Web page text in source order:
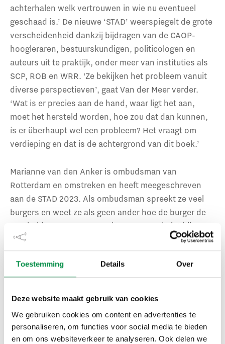
Toestemming Details Over
Deze website maakt gebruik van cookies
We gebruiken cookies om content en advertenties te
personaliseren, om functies voor social media te bieden
en om ons websiteverkeer te analyseren. Ook delen we
achterhalen welk vertrouwen in wie nu eventueel
geschaad is.’ De nieuwe ‘STAD’ weerspiegelt de grote
verscheidenheid dankzij bijdragen van de CAOP-
hoogleraren, bestuurskundigen, politicologen en
auteurs uit te praktijk, onder meer van instituties als
SCP, ROB en WRR. ‘Ze bekijken het probleem vanuit
diverse perspectieven’, gaat Van der Meer verder.
‘Wat is er precies aan de hand, waar ligt het aan,
moet het hersteld worden, hoe zou dat dan kunnen,
ís er überhaupt wel een probleem? Het vraagt om
verdieping en dat is de achtergrond van dit boek.’
Marianne van den Anker is ombudsman van
Rotterdam en omstreken en heeft meegeschreven
aan de STAD 2023. Als ombudsman spreekt ze veel
burgers en weet ze als geen ander hoe de burger de
overheid ervaart: ‘Hoe vaak mensen wel niet bij ons
komen met de openingszin “die overheid is er tóch
niet voor mij”. Ze zijn gefrustreerd, boos en vol
onbegrip. Het lukt ons in heel veel gevallen, met
behulp van diezelfde overheid, om tot een oplossing
te komen. Het kán dus wel.’ In het boek legt ze uit
de relatie tussen de overheid en burger te verbeteren.